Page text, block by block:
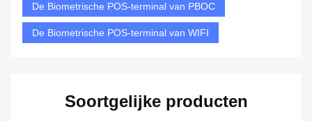
De Biometrische POS-terminal van PBOC
De Biometrische POS-terminal van WIFI
Soortgelijke producten